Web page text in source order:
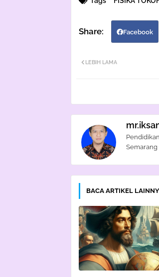
Facebook
LEBIH LAMA
Semarang
BACA ARTIKEL